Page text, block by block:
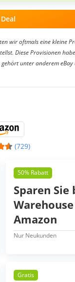
wir oftmals eine kleine
Diese Provisionen
unter anderem
(729)
50% Rabatt
Sparen Sie
Amazon
Nur Neukunden
Gratis